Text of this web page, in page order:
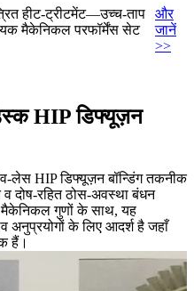
हीट-ट्रीटमेंट—उच्च-ताप
मैकेनिकल परफॉर्मेंस सेट
और
जानें
>>
HIP डिफ्यूज़न
लेस HIP डिफ्यूज़न बॉन्डिंग तकनीक
दोष-रहित ठोस-अवस्था बंधन
मैकेनिकल गुणों के साथ, यह
अनुप्रयोगों के लिए आदर्श है जहाँ
हैं।